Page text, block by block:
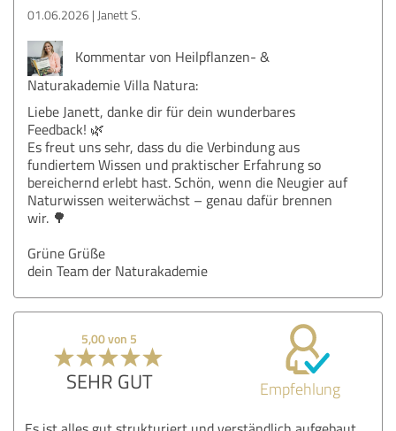
01.06.2026 Janett S.
Kommentar von Heilpflanzen- &
Naturakademie Villa Natura:
Liebe Janett, danke dir für dein wunderbares
Feedback! 🌿
Es freut uns sehr, dass du die Verbindung aus
fundiertem Wissen und praktischer Erfahrung so
bereichernd erlebt hast. Schön, wenn die Neugier auf
Naturwissen weiterwächst – genau dafür brennen
wir. 🌳
Grüne Grüße
dein Team der Naturakademie
5,00 von 5
SEHR GUT Empfehlung